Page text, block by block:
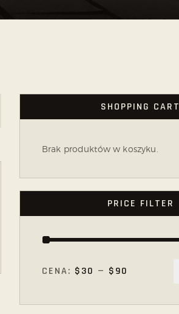
SHOPPING CART
Brak produktów w koszyku.
PRICE FILTER
CENA: $30 — $90